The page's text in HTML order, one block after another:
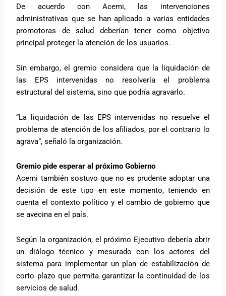
De acuerdo con Acemi, las intervenciones
administrativas que se han aplicado a varias entidades
promotoras de salud deberían tener como objetivo
principal proteger la atención de los usuarios.
Sin embargo, el gremio considera que la liquidación de
las EPS intervenidas no resolvería el problema
estructural del sistema, sino que podría agravarlo.
“La liquidación de las EPS intervenidas no resuelve el
problema de atención de los afiliados, por el contrario lo
agrava”, señaló la organización.
Gremio pide esperar al próximo Gobierno
Acemi también sostuvo que no es prudente adoptar una
decisión de este tipo en este momento, teniendo en
cuenta el contexto político y el cambio de gobierno que
se avecina en el país.
Según la organización, el próximo Ejecutivo debería abrir
un diálogo técnico y mesurado con los actores del
sistema para implementar un plan de estabilización de
corto plazo que permita garantizar la continuidad de los
servicios de salud.